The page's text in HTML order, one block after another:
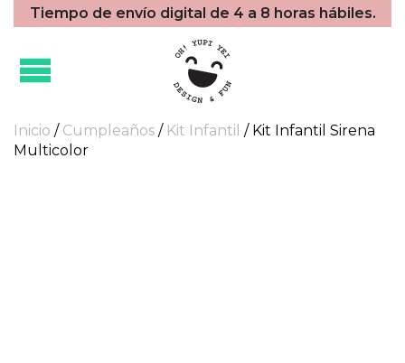
Tiempo de envío digital de 4 a 8 horas hábiles.
Inicio / Cumpleaños / Kit Infantil / Kit Infantil Sirena
Multicolor